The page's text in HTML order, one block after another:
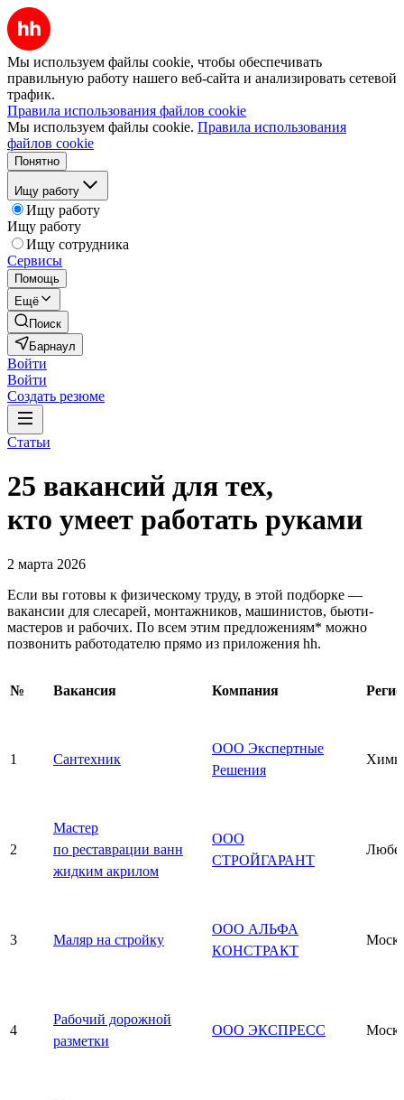
Мы используем файлы cookie, чтобы обеспечивать
правильную работу нашего веб-сайта и анализировать сетевой
трафик.
Правила использования файлов cookie
Мы используем файлы cookie. Правила использования
файлов cookie
Понятно
Ищу работу
Ищу работу
Ищу работу
Ищу сотрудника
Сервисы
Помощь
Ещё
Поиск
Барнаул
Войти
Войти
Создать резюме
Статьи
25 вакансий для тех,
кто умеет работать руками
2 марта 2026
Если вы готовы к физическому труду, в этой подборке —
вакансии для слесарей, монтажников, машинистов, бьюти-
мастеров и рабочих. По всем этим предложениям* можно
позвонить работодателю прямо из приложения hh.
№ Вакансия Компания
1 Сантехник
ООО Экспертные
Решения
2
Мастер
по реставрации ванн
жидким акрилом
ООО
СТРОЙГАРАНТ
3 Маляр на стройку
ООО АЛЬФА
КОНСТРАКТ
4
Рабочий дорожной
разметки
ООО ЭКСПРЕСС